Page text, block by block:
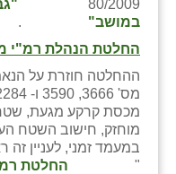
80/2009
"
במושב"
.
החלטת הנהלת רמ"י מס'
ההחלטה חוזרת על
מכסת קרקע מגעת,
מוחזק, חישוב השטח
"
החלטת
כליל
יד השמונה
כפר אביב
כפר ביאליק
כפר הרי״ף